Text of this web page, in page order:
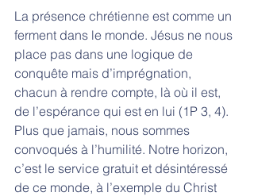
La présence chrétienne est comme un
ferment dans le monde. Jésus ne nous
place pas dans une logique de
conquête mais d’imprégnation,
chacun à rendre compte, là où il est,
de l’espérance qui est en lui (1P 3, 4).
Plus que jamais, nous sommes
convoqués à l’humilité. Notre horizon,
c’est le service gratuit et désintéressé
de ce monde, à l’exemple du Christ